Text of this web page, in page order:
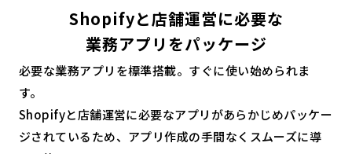
Shopifyと店舗運営に必要な
業務アプリをパッケージ
必要な業務アプリを標準搭載。すぐに使い始められま
す。
Shopifyと店舗運営に必要なアプリがあらかじめパッケー
ジされているため、アプリ作成の手間なくスムーズに導